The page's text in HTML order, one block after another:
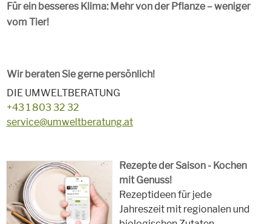
Für ein besseres Klima: Mehr von der Pflanze – weniger
vom Tier!
Wir beraten Sie gerne persönlich!
DIE UMWELTBERATUNG
+43 1 803 32 32
service@umweltberatung.at
Rezepte der Saison - Kochen
mit Genuss!
Rezeptideen für jede
Jahreszeit mit regionalen und